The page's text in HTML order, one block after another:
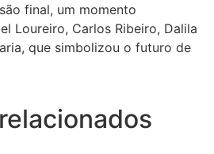
final, um momento
Loureiro, Carlos Ribeiro, Dalila
que simbolizou o futuro de